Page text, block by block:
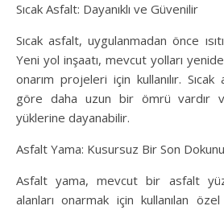
Sıcak Asfalt: Dayanıklı ve Güvenilir
Sıcak asfalt, uygulanmadan önce
Yeni yol inşaatı, mevcut yolları
onarım projeleri için kullanılır. Sıcak
göre daha uzun bir ömrü vardır
yüklerine dayanabilir.
Asfalt Yama: Kusursuz Bir Son
Asfalt yama, mevcut bir asfalt
alanları onarmak için kullanılan özel